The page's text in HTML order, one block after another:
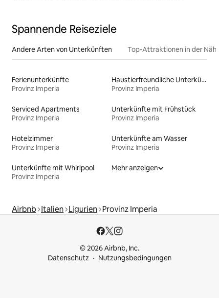
Spannende Reiseziele
Andere Arten von Unterkünften Top-Attraktionen in der
Ferienunterkünfte
Provinz Imperia
Haustierfreundliche Unterkünfte
Provinz Imperia
Serviced Apartments
Provinz Imperia
Unterkünfte mit Frühstück
Provinz Imperia
Hotelzimmer
Provinz Imperia
Unterkünfte am Wasser
Provinz Imperia
Unterkünfte mit Whirlpool
Provinz Imperia
Mehr anzeigen
Airbnb Italien Ligurien Provinz Imperia
© 2026 Airbnb, Inc.
Datenschutz
Nutzungsbedingungen